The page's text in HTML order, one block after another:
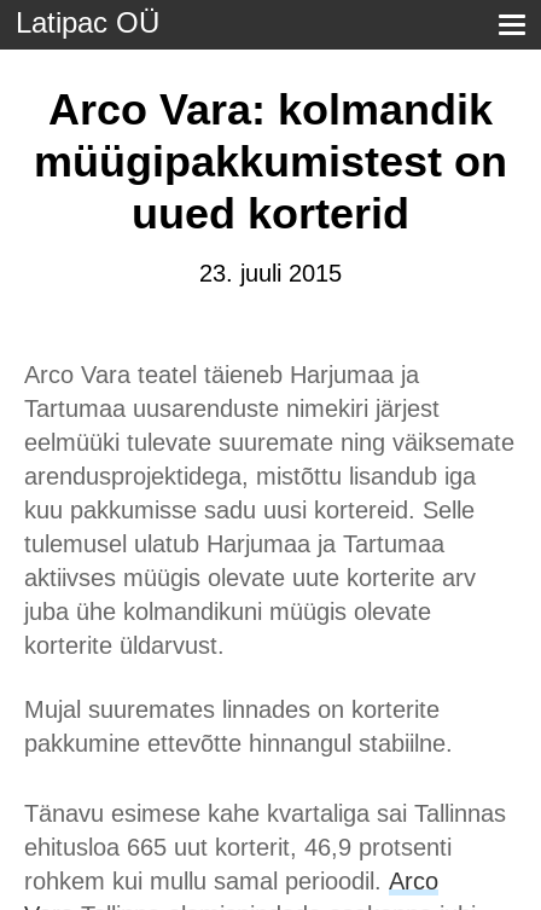
Latipac OÜ
Arco Vara: kolmandik
müügipakkumistest on
uued korterid
23. juuli 2015
Arco Vara teatel täieneb Harjumaa ja
Tartumaa uusarenduste nimekiri järjest
eelmüüki tulevate suuremate ning väiksemate
arendusprojektidega, mistõttu lisandub iga
kuu pakkumisse sadu uusi kortereid. Selle
tulemusel ulatub Harjumaa ja Tartumaa
aktiivses müügis olevate uute korterite arv
juba ühe kolmandikuni müügis olevate
korterite üldarvust.
Mujal suuremates linnades on korterite
pakkumine ettevõtte hinnangul stabiilne.
Tänavu esimese kahe kvartaliga sai Tallinnas
ehitusloa 665 uut korterit, 46,9 protsenti
rohkem kui mullu samal perioodil. Arco